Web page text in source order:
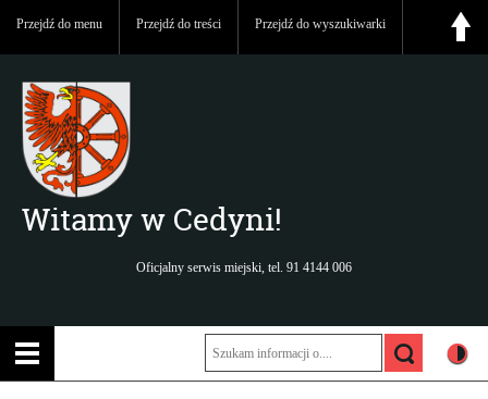
Przejdź do menu Przejdź do treści Przejdź do wyszukiwarki
Witamy w Cedyni!
Oficjalny serwis miejski, tel. 91 4144 006